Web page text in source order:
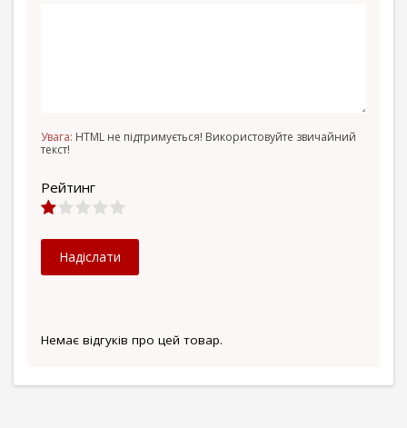
Немає відгуків про цей товар.
Увага: HTML не підтримується! Використовуйте звичайний
текст!
Рейтинг
Надіслати